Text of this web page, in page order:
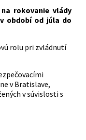
rokovanie vlády
období od júla do
rolu pri zvládnutí
v Bratislave,
v súvislosti s